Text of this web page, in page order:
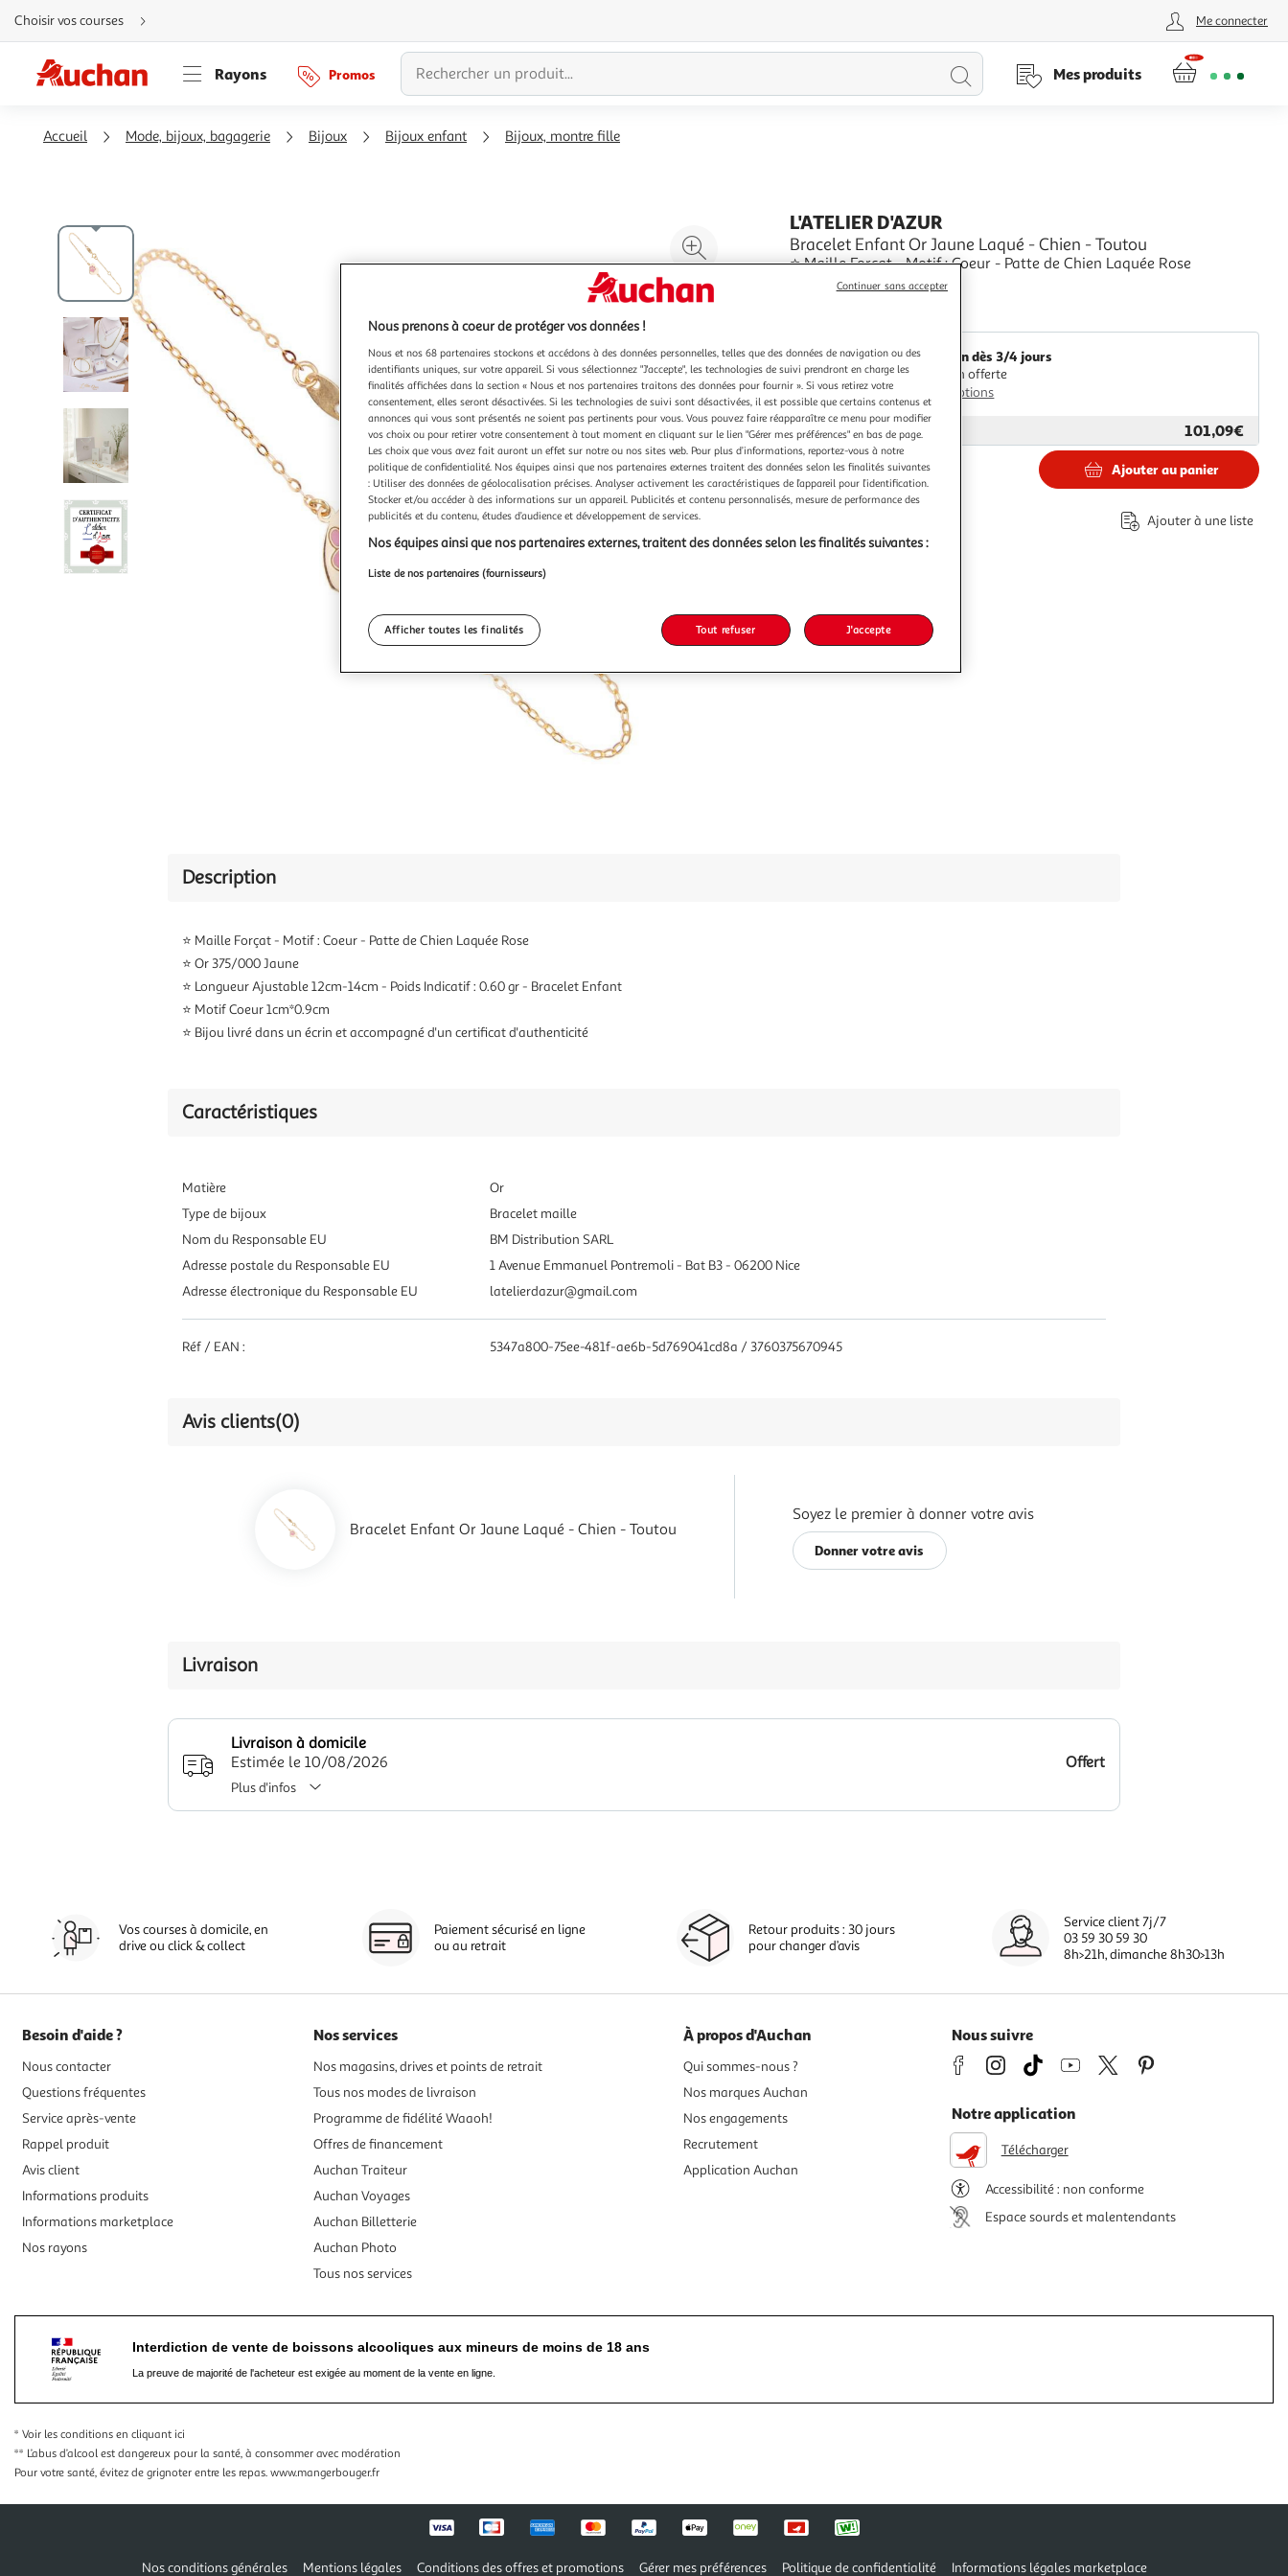
Aller
directement
au
Aller
directement
à
Aller
directement
rubrique
Choisir vos courses Me connecter
Rayons Promos
Lancer
Mes produits
Accueil Mode, bijoux, bagagerie Bijoux Bijoux enfant Bijoux, montre fille
Agrandir
l'illustration
à
Réduire
à
100
%
Partager
le
produit
L'ATELIER D'AZUR
Bracelet Enfant Or Jaune Laqué - Chien - Toutou
⭐ Maille Forçat - Motif : Coeur - Patte de Chien Laquée Rose
⭐ Or 375/000 Jaune
Livraison dès 3/4 jours
Livraison offerte
Plus d'options
Vendu par L'Atelier d'Azur 101,09€
101,09€
Ajouter au panier
Ajouter à une liste
Description
⭐ Maille Forçat - Motif : Coeur - Patte de Chien Laquée Rose
⭐ Or 375/000 Jaune
⭐ Longueur Ajustable 12cm-14cm - Poids Indicatif : 0.60 gr - Bracelet Enfant
⭐ Motif Coeur 1cm*0.9cm
⭐ Bijou livré dans un écrin et accompagné d'un certificat d'authenticité
Caractéristiques
Matière
Or
Type de bijoux
Bracelet maille
Nom du Responsable EU
BM Distribution SARL
Adresse postale du Responsable EU
1 Avenue Emmanuel Pontremoli - Bat B3 - 06200 Nice
Adresse électronique du Responsable EU
latelierdazur@gmail.com
Réf / EAN : 5347a800-75ee-481f-ae6b-5d769041cd8a / 3760375670945
Avis clients(0)
Bracelet Enfant Or Jaune Laqué - Chien - Toutou
Soyez le premier à donner votre avis
Donner votre avis
Livraison
Livraison à domicile
Estimée le 10/08/2026
Offert
Plus d'infos
Vos courses à domicile, en
drive ou click & collect
Paiement sécurisé en ligne
ou au retrait
Retour produits : 30 jours
pour changer d’avis
Service client 7j/7
03 59 30 59 30
8h>21h, dimanche 8h30>13h
Besoin d'aide ?
Nous contacter
Questions fréquentes
Service après-vente
Rappel produit
Avis client
Informations produits
Informations marketplace
Nos rayons
Nos services
Nos magasins, drives et points de retrait
Tous nos modes de livraison
Programme de fidélité Waaoh!
Offres de financement
Auchan Traiteur
Auchan Voyages
Auchan Billetterie
Auchan Photo
Tous nos services
À propos d'Auchan
Qui sommes-nous ?
Nos marques Auchan
Nos engagements
Recrutement
Application Auchan
Nous suivre
Notre application
Télécharger
Accessibilité : non conforme
Espace sourds et malentendants
Interdiction de vente de boissons alcooliques aux mineurs de moins de 18 ans
La preuve de majorité de l'acheteur est exigée au moment de la vente en ligne.
* Voir les conditions en cliquant ici
** L’abus d’alcool est dangereux pour la santé, à consommer avec modération
Pour votre santé, évitez de grignoter entre les repas. www.mangerbouger.fr
Nos conditions générales Mentions légales Conditions des offres et promotions Gérer mes préférences Politique de confidentialité Informations légales marketplace
Nous prenons à coeur de protéger vos données !
Nous et nos 68 partenaires stockons et accédons à des données personnelles, telles que des données de navigation ou des
identifiants uniques, sur votre appareil. Si vous sélectionnez "J'accepte", les technologies de suivi prendront en charge les
finalités affichées dans la section « Nous et nos partenaires traitons des données pour fournir ». Si vous retirez votre
consentement, elles seront désactivées. Si les technologies de suivi sont désactivées, il est possible que certains contenus et
annonces qui vous sont présentés ne soient pas pertinents pour vous. Vous pouvez faire réapparaître ce menu pour modifier
vos choix ou pour retirer votre consentement à tout moment en cliquant sur le lien "Gérer mes préférences" en bas de page.
Les choix que vous avez fait auront un effet sur notre ou nos sites web. Pour plus d’informations, reportez-vous à notre
politique de confidentialité. Nos équipes ainsi que nos partenaires externes traitent des données selon les finalités suivantes
: Utiliser des données de géolocalisation précises. Analyser activement les caractéristiques de l’appareil pour l’identification.
Stocker et/ou accéder à des informations sur un appareil. Publicités et contenu personnalisés, mesure de performance des
publicités et du contenu, études d’audience et développement de services.
Nos équipes ainsi que nos partenaires externes, traitent des données selon les finalités suivantes :
Liste de nos partenaires (fournisseurs)
Afficher toutes les finalités Tout refuser J'accepte
Continuer sans accepter